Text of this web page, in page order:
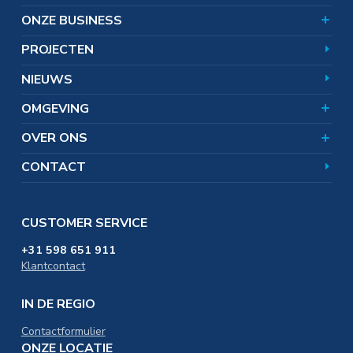
ONZE BUSINESS
Producten
PROJECTEN
NIEUWS
OMGEVING
Uitgelichte onderwerpen
Wat doet Nedmag?
Hoe werkt zoutwinning?
Zoutwinning en bodemdaling
In de omgeving
Omgevingsnieuws
Veelgestelde vragen
SAMEN. omgevingsfonds
OVER ONS
Aandeelhouders
Team
Corporate responsibility
Certificaten
Distributie & Logistiek
Werken bij
Educatie & Onderwijs
CONTACT
CUSTOMER SERVICE
+31 598 651 911
Klantcontact
IN DE REGIO
Contactformulier
ONZE LOCATIE